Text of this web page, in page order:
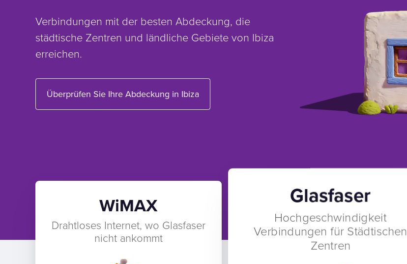
Verbindungen mit der besten Abdeckung, die
städtische Zentren und ländliche Gebiete von Ibiza
erreichen.
Überprüfen Sie Ihre Abdeckung in Ibiza
Glasfaser
Hochgeschwindigkeit
Verbindungen für Städtischen
Zentren
WiMAX
Drahtloses Internet, wo Glasfaser
nicht ankommt